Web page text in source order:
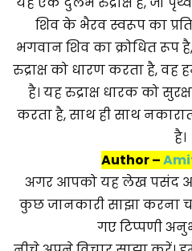
शिव के भैरव स्वरूप का
भगवान शिव का क्रोधित रूप
रुद्राक्ष को धारण करता है,
है। यह रुद्राक्ष धारक को
करता है, साथ ही साथ
है।
Author –
अगर आपको यह लेख पसंद
कुछ जानकारी साझा करना
गए टिप्पणी